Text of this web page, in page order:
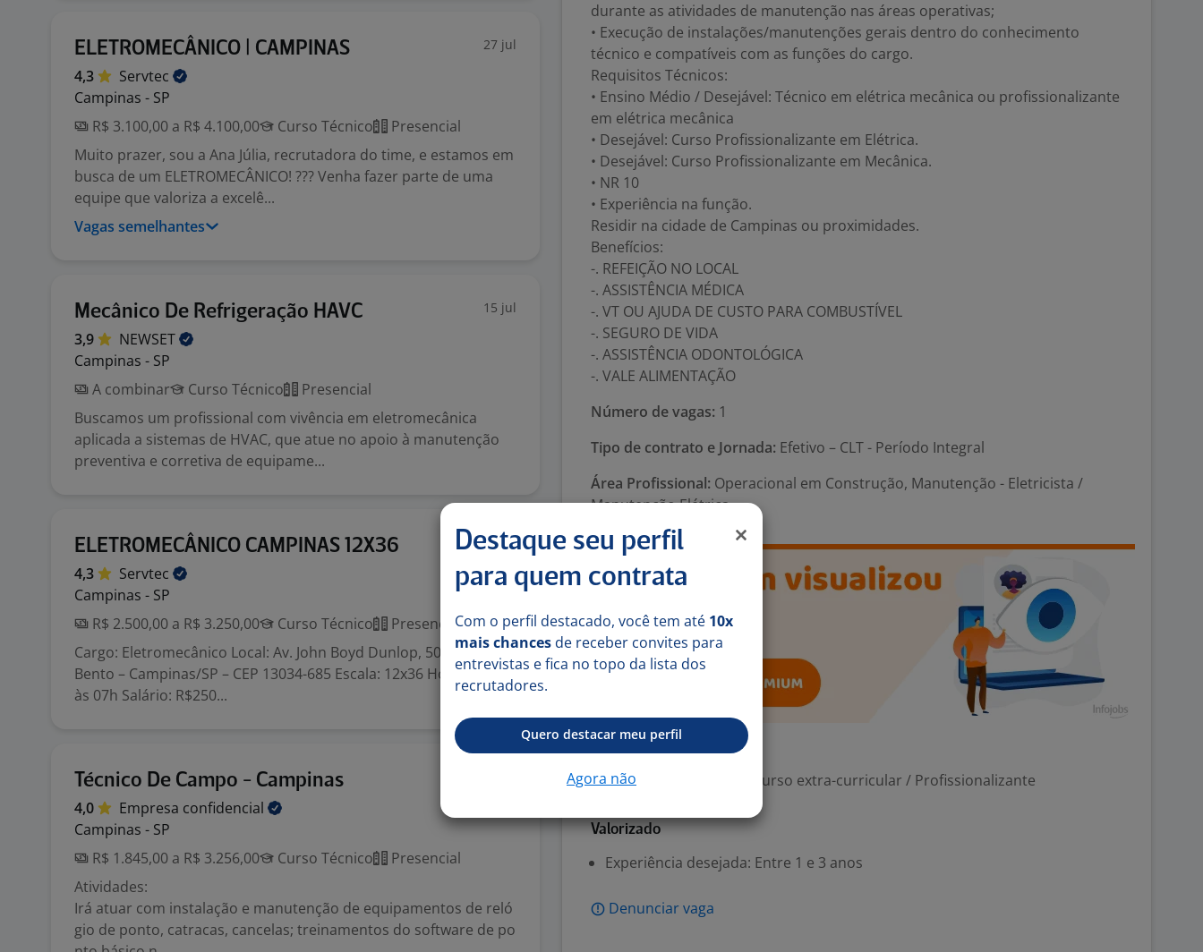
ELETROMECÂNICO | CAMPINAS 27 jul
4,3
Servtec
Campinas - SP
R$ 3.100,00 a R$ 4.100,00
Curso Técnico
Presencial
Muito prazer, sou a Ana Júlia, recrutadora do time, e estamos em
busca de um ELETROMECÂNICO! ??? Venha fazer parte de uma
equipe que valoriza a excelê...
Vagas semelhantes
Mecânico De Refrigeração HAVC 15 jul
3,9
NEWSET
Campinas - SP
A combinar
Curso Técnico
Presencial
Buscamos um profissional com vivência em eletromecânica
aplicada a sistemas de HVAC, que atue no apoio à manutenção
preventiva e corretiva de equipame...
ELETROMECÂNICO CAMPINAS 12X36 14 jul
4,3
Servtec
Campinas - SP
R$ 2.500,00 a R$ 3.250,00
Curso Técnico
Presencial
Cargo: Eletromecânico Local: Av. John Boyd Dunlop, 501 – Vila São
Bento – Campinas/SP – CEP 13034-685 Escala: 12x36 Horário: 19h
às 07h Salário: R$250...
Técnico De Campo - Campinas
4,0 Empresa confidencial
Campinas - SP
R$ 1.845,00 a R$ 3.256,00
Curso Técnico
Presencial
Atividades:
Irá atuar com instalação e manutenção de equipamentos de reló
gio de ponto, catracas, cancelas; treinamentos do software de po
durante as atividades de manutenção nas áreas operativas;
• Execução de instalações/manutenções gerais dentro do conhecimento
técnico e compatíveis com as funções do cargo.
Requisitos Técnicos:
• Ensino Médio / Desejável: Técnico em elétrica mecânica ou profissionalizante
em elétrica mecânica
• Desejável: Curso Profissionalizante em Elétrica.
• Desejável: Curso Profissionalizante em Mecânica.
• NR 10
• Experiência na função.
Residir na cidade de Campinas ou proximidades.
Benefícios:
-. REFEIÇÃO NO LOCAL
-. ASSISTÊNCIA MÉDICA
-. VT OU AJUDA DE CUSTO PARA COMBUSTÍVEL
-. SEGURO DE VIDA
-. ASSISTÊNCIA ODONTOLÓGICA
-. VALE ALIMENTAÇÃO
Número de vagas: 1
Tipo de contrato e Jornada: Efetivo – CLT - Período Integral
Área Profissional: Operacional em Construção, Manutenção - Eletricista /
Manutenção Elétrica
Escolaridade Mínima: Curso extra-curricular / Profissionalizante
Valorizado
Experiência desejada: Entre 1 e 3 anos
Denunciar vaga
Destaque seu perfil
para quem contrata
Com o perfil destacado, você tem até 10x
mais chances de receber convites para
entrevistas e fica no topo da lista dos
recrutadores.
Quero destacar meu perfil
Agora não